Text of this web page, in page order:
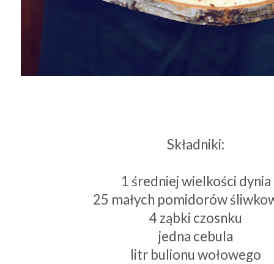
Składniki:
1 średniej wielkości dynia
25 małych pomidorów
4 ząbki czosnku
jedna cebula
litr bulionu wołowego